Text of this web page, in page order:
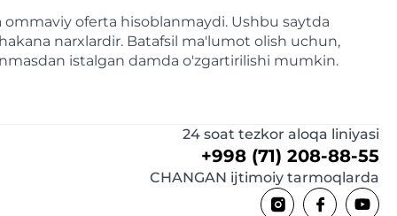
oferta hisoblanmaydi. Ushbu saytda
narxlardir. Batafsil ma'lumot olish uchun,
istalgan damda o'zgartirilishi mumkin.
24 soat tezkor aloqa liniyasi
+998 (71) 208-88-55
CHANGAN ijtimoiy tarmoqlarda